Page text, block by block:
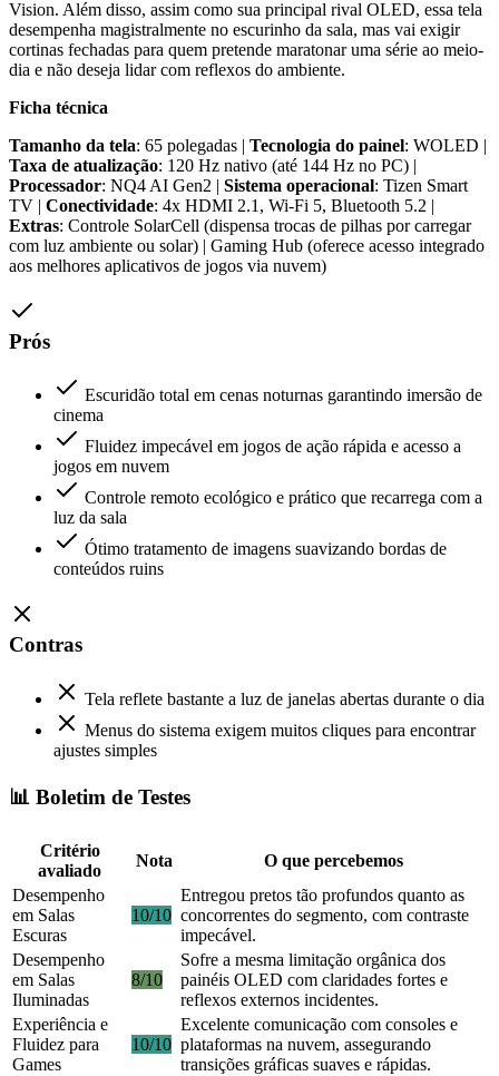
Vision. Além disso, assim como sua principal rival OLED, essa tela
desempenha magistralmente no escurinho da sala, mas vai exigir
cortinas fechadas para quem pretende maratonar uma série ao meio-
dia e não deseja lidar com reflexos do ambiente.
Ficha técnica
Tamanho da tela: 65 polegadas | Tecnologia do painel: WOLED |
Taxa de atualização: 120 Hz nativo (até 144 Hz no PC) |
Processador: NQ4 AI Gen2 | Sistema operacional: Tizen Smart
TV | Conectividade: 4x HDMI 2.1, Wi-Fi 5, Bluetooth 5.2 |
Extras: Controle SolarCell (dispensa trocas de pilhas por carregar
com luz ambiente ou solar) | Gaming Hub (oferece acesso integrado
aos melhores aplicativos de jogos via nuvem)
Prós
Escuridão total em cenas noturnas garantindo imersão de
cinema
Fluidez impecável em jogos de ação rápida e acesso a
jogos em nuvem
Controle remoto ecológico e prático que recarrega com a
luz da sala
Ótimo tratamento de imagens suavizando bordas de
conteúdos ruins
Contras
Tela reflete bastante a luz de janelas abertas durante o dia
Menus do sistema exigem muitos cliques para encontrar
ajustes simples
📊 Boletim de Testes
Critério
avaliado
Nota
O que percebemos
Desempenho
em Salas
Escuras
10/10
Entregou pretos tão profundos quanto as
concorrentes do segmento, com contraste
impecável.
Desempenho
em Salas
Iluminadas
8/10
Sofre a mesma limitação orgânica dos
painéis OLED com claridades fortes e
reflexos externos incidentes.
Experiência e
Fluidez para
Games
10/10
Excelente comunicação com consoles e
plataformas na nuvem, assegurando
transições gráficas suaves e rápidas.